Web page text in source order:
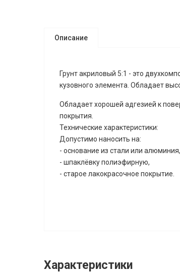
Описание
Грунт акриловый 5:1 - это
кузовного элемента. Обладает
Обладает хорошей адгезией к
покрытия.
Технические характеристики:
Допустимо наносить на:
- основание из стали или алюминия,
- шпаклёвку полиэфирную,
- старое лакокрасочное покрытие.
Характеристики